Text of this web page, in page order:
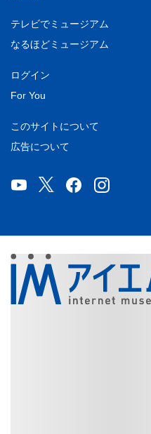
テレビでミュージアム
なるほどミュージアム
ログイン
For You
このサイトについて
広告について